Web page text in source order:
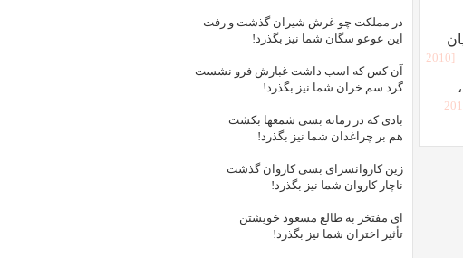
در مملکت چو غرش شیران گذشت و رفت
این عوعو سگان شما نیز بگذرد!
آن کس که اسب داشت غبارش فرو نشست
گرد سم خران شما نیز بگذرد!
بادی که در زمانه بسی شمعها بکشت
هم بر چراغدان شما نیز بگذرد!
زین کاروانسرای بسی کاروان گذشت
ناچار کاروان شما نیز بگذرد!
ای مفتخر به طالع مسعود خویشتن
تأثیر اختران شما نیز بگذرد!
[2010